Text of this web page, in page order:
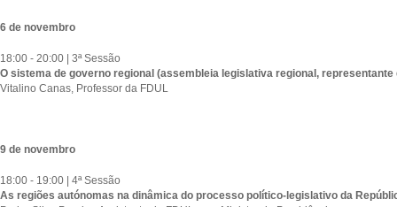
6 de novembro
18:00 - 20:00 | 3ª Sessão
O sistema de governo regional (assembleia legislativa regional,
Vitalino Canas, Professor da FDUL
9 de novembro
18:00 - 19:00 | 4ª Sessão
As regiões autónomas na dinâmica do processo político-legislativo da